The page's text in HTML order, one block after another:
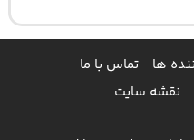
ها
تماس با ما
نقشه سایت